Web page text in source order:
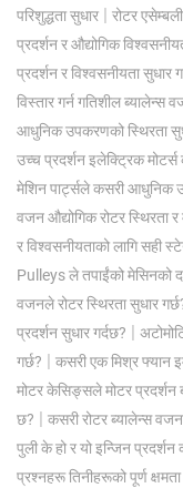
परिशुद्धता सुधार | रोटर
प्रदर्शन र औद्योगिक
प्रदर्शन र विश्वसनीयता सुधार
विस्तार गर्न गतिशील
आधुनिक उपकरणको स्थिरता
उच्च प्रदर्शन इलेक्ट्रिक मोटर्स
मेशिन पार्ट्सले कसरी आधुनिक
वजन औद्योगिक रोटर स्थिरता
र विश्वसनीयताको लागि सही
Pulleys ले तपाईंको मेसिनको
वजनले रोटर स्थिरता सुधार
प्रदर्शन सुधार गर्दछ? |
गर्छ? | कसरी एक मिश्र फ्यान
मोटर केसिङ्सले मोटर प्रदर्शन
छ? | कसरी रोटर ब्यालेन्स
पुली के हो र यो इन्जिन
प्रश्नहरू तिनीहरूको पूर्ण